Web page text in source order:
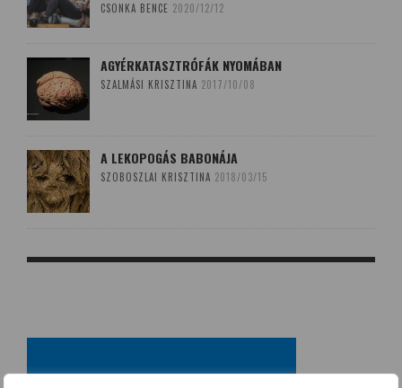
CSONKA BENCE 2020/12/12
AGYÉRKATASZTRÓFÁK NYOMÁBAN
SZALMÁSI KRISZTINA 2017/10/08
A LEKOPOGÁS BABONÁJA
SZOBOSZLAI KRISZTINA 2018/03/15